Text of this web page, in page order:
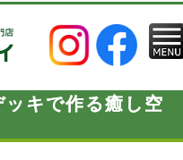
キで作る癒し空